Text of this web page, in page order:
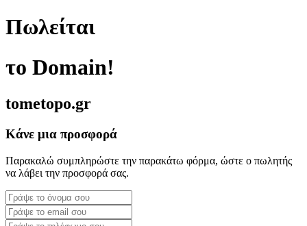
Πωλείται
το Domain!
tometopo.gr
Κάνε μια προσφορά
Παρακαλώ συμπληρώστε την παρακάτω φόρμα, ώστε ο πωλητής
να λάβει την προσφορά σας.